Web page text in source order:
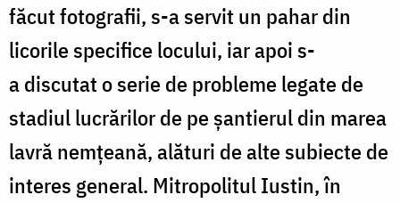
făcut fotografii, s-a servit un pahar din
licorile specifice locului, iar apoi s-
a discutat o serie de probleme legate de
stadiul lucrărilor de pe şantierul din marea
lavră nemțeană, alături de alte subiecte de
interes general. Mitropolitul Iustin, în